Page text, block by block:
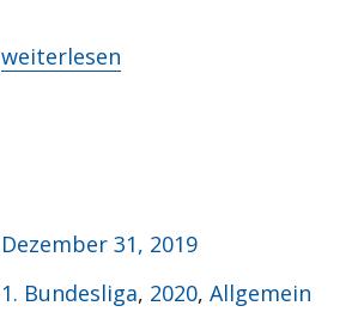
„Happy new Klinsi…“
weiterlesen
Veröffentlicht
am
Dezember 31, 2019
Kategorien
1. Bundesliga, 2020,Allgemein